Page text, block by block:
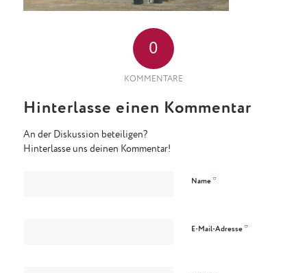
0
KOMMENTARE
Hinterlasse einen Kommentar
An der Diskussion beteiligen?
Hinterlasse uns deinen Kommentar!
Name *
E-Mail-Adresse *